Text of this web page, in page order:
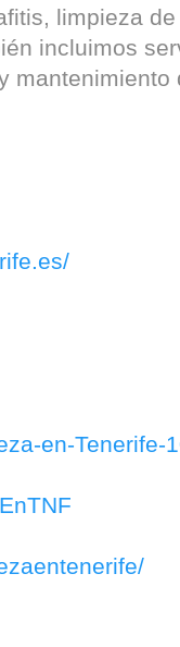
limpieza
incluimos
mantenimiento
en-Tenerife-